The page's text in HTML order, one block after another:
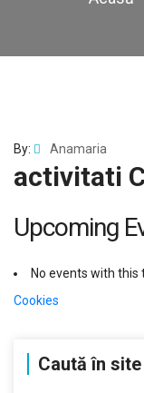
By: Anamaria
activitati
Upcoming
No events with this
Navigare
articole
Cookies
Caută în site